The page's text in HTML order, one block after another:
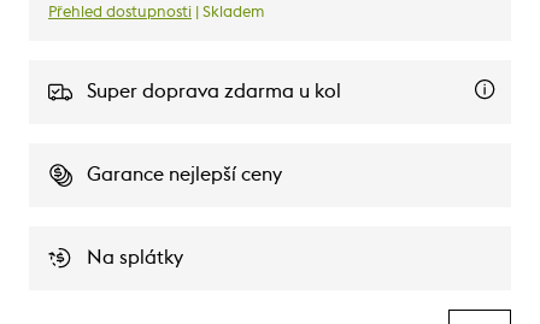
Přehled dostupnosti | Skladem
Super doprava zdarma u kol
Garance nejlepší ceny
Na splátky